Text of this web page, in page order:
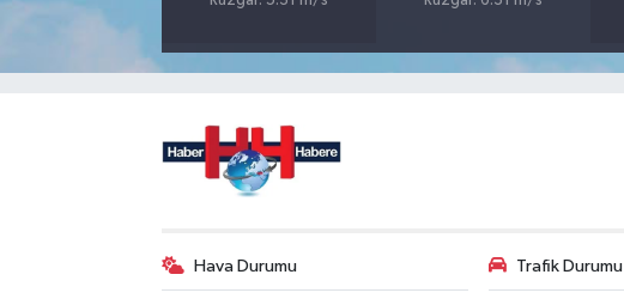
Hava Durumu Trafik Durumu